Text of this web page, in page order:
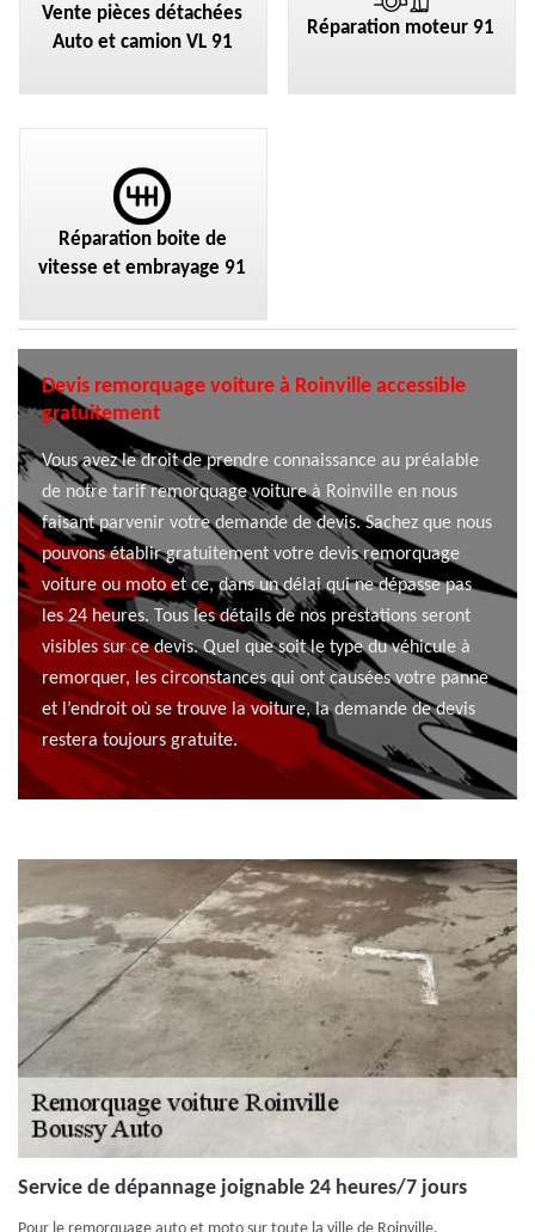
Vente pièces détachées
Auto et camion VL 91
Réparation moteur 91
Réparation boite de
vitesse et embrayage 91
Devis remorquage voiture à Roinville accessible
gratuitement
Vous avez le droit de prendre connaissance au préalable
de notre tarif remorquage voiture à Roinville en nous
faisant parvenir votre demande de devis. Sachez que nous
pouvons établir gratuitement votre devis remorquage
voiture ou moto et ce, dans un délai qui ne dépasse pas
les 24 heures. Tous les détails de nos prestations seront
visibles sur ce devis. Quel que soit le type du véhicule à
remorquer, les circonstances qui ont causées votre panne
et l’endroit où se trouve la voiture, la demande de devis
restera toujours gratuite.
Service de dépannage joignable 24 heures/7 jours